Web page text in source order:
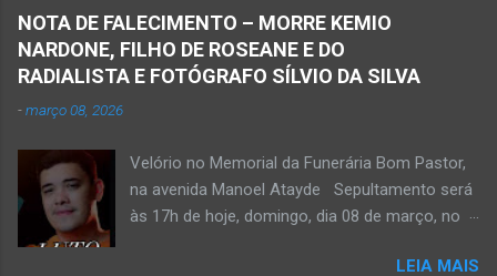
foto em que apreciava a Cachoeira Maria Rosa,
em Mato Verde, pouco tempo antes de se
afogar e depois vir a óbito nesta terça-feira, dia
socorrem estudante que se afogou em
cachoeira em Mato Verde nesta terça-feira, dia
28 de abril de 2026. Adolescente não resistiu e
NOTA DE FALECIMENTO – MORRE KEMIO
NARDONE, FILHO DE ROSEANE E DO
RADIALISTA E FOTÓGRAFO SÍLVIO DA SILVA
-março 08, 2026
Velório no Memorial da Funerária Bom Pastor,
na avenida Manoel Atayde Sepultamento será
às 17h de hoje, domingo, dia 08 de março, no
da rodovia MG-401, saída de Janaúba paraLEIA MAIS